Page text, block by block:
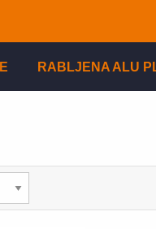
RABLJENA ALU